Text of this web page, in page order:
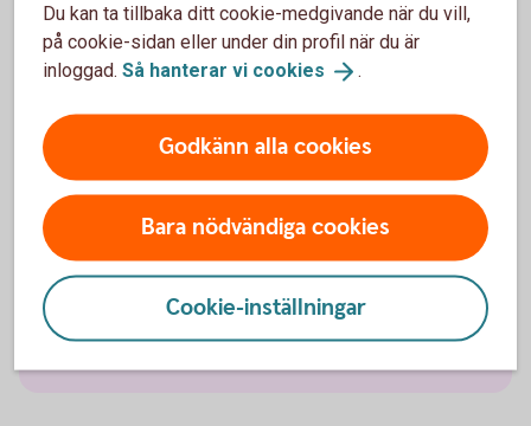
Sjukförsäkring företag
Olycksfallsförsäkring
Tjänstegrupplivförsäkring TGL
Individuell livförsäkring
Du kan ta tillbaka ditt cookie-medgivande när du vill,
på cookie-sidan eller under din profil när du är
inloggad. Så hanterar vi cookies .
Godkänn alla cookies
Bara nödvändiga cookies
Cookie-inställningar